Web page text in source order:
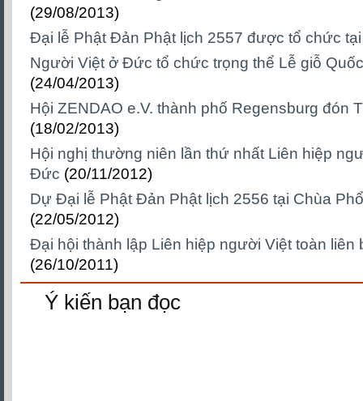
(29/08/2013)
Đại lễ Phật Đản Phật lịch 2557 được tổ chức
Người Việt ở Đức tổ chức trọng thể Lễ giỗ
(24/04/2013)
Hội ZENDAO e.V. thành phố Regensburg đón
(18/02/2013)
Hội nghị thường niên lần thứ nhất Liên hiệp
Đức (20/11/2012)
Dự Đại lễ Phật Đản Phật lịch 2556 tại Chùa
(22/05/2012)
Đại hội thành lập Liên hiệp người Việt toàn liên
(26/10/2011)
Ý kiến bạn đọc